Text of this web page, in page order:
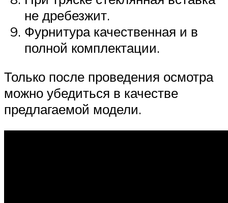
не дребезжит.
Фурнитура качественная и в
полной комплектации.
Только после проведения осмотра
можно убедиться в качестве
предлагаемой модели.